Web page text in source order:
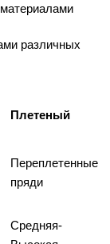
различных
Плетеный
Переплетенные
пряди
Средняя-